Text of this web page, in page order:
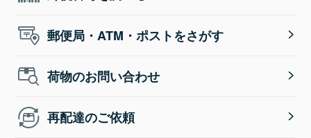
郵便局・ATM・ポストをさがす
荷物のお問い合わせ
再配達のご依頼